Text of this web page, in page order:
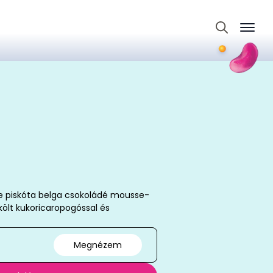
for:
belga csokoládé mousse-
kukoricaropogóssal és
Megnézem